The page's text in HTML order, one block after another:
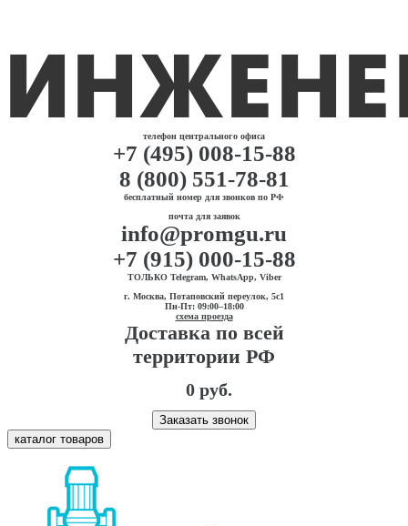
телефон центрального офиса
+7 (495) 008-15-88
8 (800) 551-78-81
бесплатный номер для звонков по РФ
почта для заявок
info@promgu.ru
+7 (915) 000-15-88
ТОЛЬКО Telegram, WhatsApp, Viber
г. Москва, Потаповский переулок, 5с1
Пн-Пт: 09:00–18:00
схема проезда
Доставка по всей
территории РФ
0 руб.
Заказать звонок
каталог товаров